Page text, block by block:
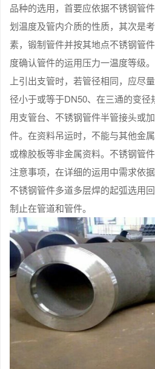
品种的选用，首要应依据不锈钢管
划温度及管内介质的性质，其次是
素，锻制管件并按其地点不锈钢管
度确认管件的运用压力一温度等级
上引出支管时，若管径相同，应尽
径小于或等于DN50、在三通的变
用支管台、不锈钢管件半管接头或
件。在资料吊运时，不能与其他金
或橡胶板等非金属资料。不锈钢管
注意事项，在详细的运用中需求依
不锈钢管件多道多层焊的起弧选用
制止在管道和管件。